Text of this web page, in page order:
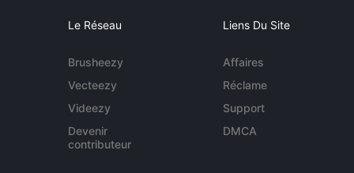
Le Réseau
Brusheezy
Vecteezy
Videezy
Devenir
contributeur
Liens Du Site
Affaires
Réclame
Support
DMCA